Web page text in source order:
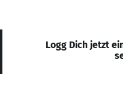
Logg Dich jetzt